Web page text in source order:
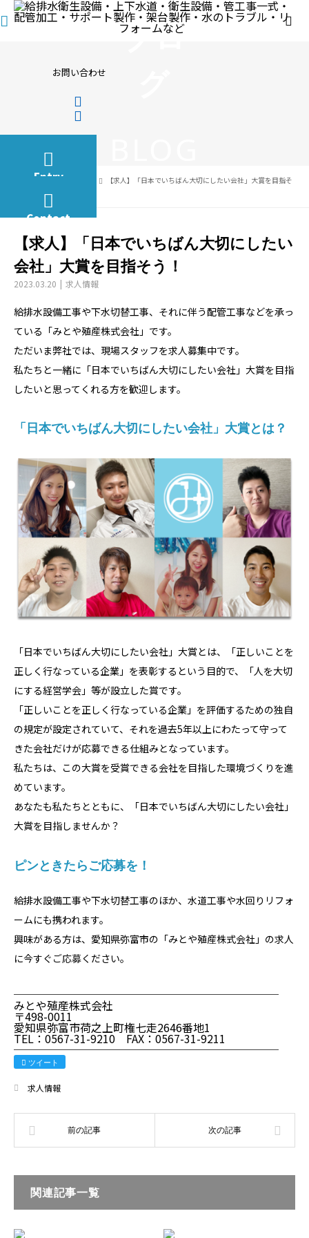
お問い合わせ
Entry
Contact
ブロ
【求人】「日本でいちばん大切にしたい会社」大賞を目指そ
【求人】「日本でいちばん大切にしたい
会社」大賞を目指そう！
2023.03.20 求人情報
給排水設備工事や下水切替工事、それに伴う配管工事などを承っ
ている「みとや殖産株式会社」です。
ただいま弊社では、現場スタッフを求人募集中です。
私たちと一緒に「日本でいちばん大切にしたい会社」大賞を目指
したいと思ってくれる方を歓迎します。
「日本でいちばん大切にしたい会社」大賞とは？
「日本でいちばん大切にしたい会社」大賞とは、「正しいことを
正しく行なっている企業」を表彰するという目的で、「人を大切
にする経営学会」等が設立した賞です。
「正しいことを正しく行なっている企業」を評価するための独自
の規定が設定されていて、それを過去5年以上にわたって守って
きた会社だけが応募できる仕組みとなっています。
私たちは、この大賞を受賞できる会社を目指した環境づくりを進
めています。
あなたも私たちとともに、「日本でいちばん大切にしたい会社」
大賞を目指しませんか？
ピンときたらご応募を！
給排水設備工事や下水切替工事のほか、水道工事や水回りリフォ
ームにも携われます。
興味がある方は、愛知県弥富市の「みとや殖産株式会社」の求人
に今すぐ ご応募ください。
────────────────────────
みとや殖産株式会社
〒498-0011
愛知県弥富市荷之上町権七走2646番地1
TEL：0567-31-9210 FAX：0567-31-9211
────────────────────────
ツイート
求人情報
関連記事一覧